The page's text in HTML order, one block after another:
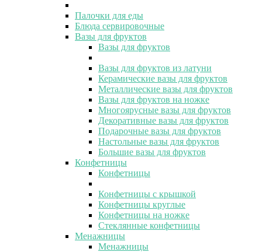
Палочки для еды
Блюда сервировочные
Вазы для фруктов
Вазы для фруктов
Вазы для фруктов из латуни
Керамические вазы для фруктов
Металлические вазы для фруктов
Вазы для фруктов на ножке
Многоярусные вазы для фруктов
Декоративные вазы для фруктов
Подарочные вазы для фруктов
Настольные вазы для фруктов
Большие вазы для фруктов
Конфетницы
Конфетницы
Конфетницы с крышкой
Конфетницы круглые
Конфетницы на ножке
Стеклянные конфетницы
Менажницы
Менажницы